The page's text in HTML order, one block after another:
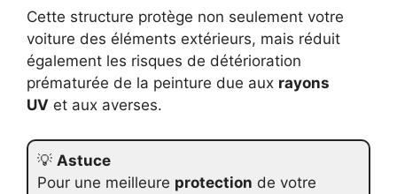
Cette structure protège non seulement votre
voiture des éléments extérieurs, mais réduit
également les risques de détérioration
prématurée de la peinture due aux rayons
UV et aux averses.
💡 Astuce
Pour une meilleure protection de votre